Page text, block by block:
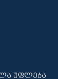
უფლება